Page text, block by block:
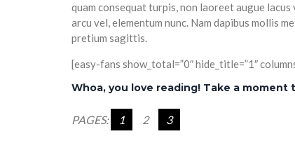
quam consequat turpis, non laoreet augue
arcu vel, elementum nunc. Nam dapibus mollis
pretium sagittis.
[easy-fans show_total=”0″ hide_title=”1″
Whoa, you love reading! Take a moment
PAGES: 1 2 3